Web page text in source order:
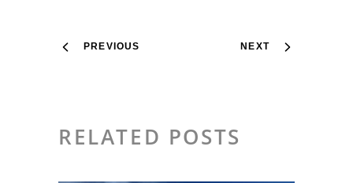
PREVIOUS NEXT
RELATED POSTS